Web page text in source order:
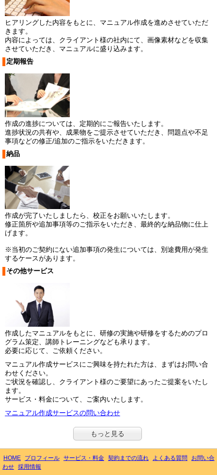
ヒアリングした内容をもとに、マニュアル作成を進めさせていただ
きます。
内容によっては、クライアント様の社内にて、画像素材などを収集
させていただき、マニュアルに盛り込みます。
定期報告
作成の進捗については、定期的にご報告いたします。
進捗状況の共有や、成果物をご提示させていただき、問題点や不足
事項などの修正/追加のご指示をいただきます。
納品
作成が完了いたしましたら、校正をお願いいたします。
修正箇所や追加事項等のご指示をいただき、最終的な納品物に仕上
げます。
※当初のご契約にない追加事項の発生については、別途費用が発生
するケースがあります。
その他サービス
作成したマニュアルをもとに、研修の実施や研修をするためのプロ
グラム策定、講師トレーニングなども承ります。
必要に応じて、ご依頼ください。
マニュアル作成サービスにご興味を持たれた方は、まずはお問い合
わせください。
ご状況を確認し、クライアント様のご要望にあったご提案をいたし
ます。
サービス・料金について、ご案内いたします。
マニュアル作成サービスの問い合わせ
もっと見る
HOME プロフィール サービス・料金 契約までの流れ よくある質問
お問い合
わせ 採用情報